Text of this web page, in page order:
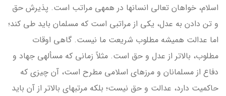
اسلام، خواهان تعالی انسان­ها در همه­ی مراتب است. پذیرش حق
و تن دادن به عدل، یکی از مراتبی است که مسلمان باید طی کند؛
اما عدالت همیشه مطلوب شریعت ما نیست. گاهی اوقات
مطلوب، بالاتر از عدل و حق است. مثلاً زمانی که مسأله­ی جهاد و
دفاع از مسلمانان و مرزهای اسلامی مطرح است، آن چیزی که
حاکمیت دارد، عدالت و حق نیست؛ بلکه مرتبه­ای بالاتر از آن باید